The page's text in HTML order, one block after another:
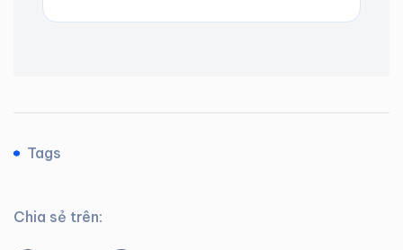
Tags
Chia sẻ trên: